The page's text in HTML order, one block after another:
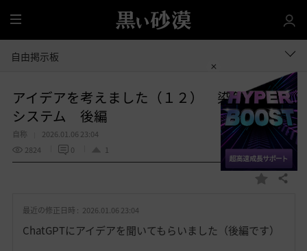
全
体
自由掲示板
アイデアを考えました（１２） 染色設計図
システム 後編
自称
2026.01.06 23:04
2824
0 1
お
入
共有する
最近の修正日時 : 2026.01.06 23:04
ChatGPTにアイデアを聞いてもらいました（後編です）